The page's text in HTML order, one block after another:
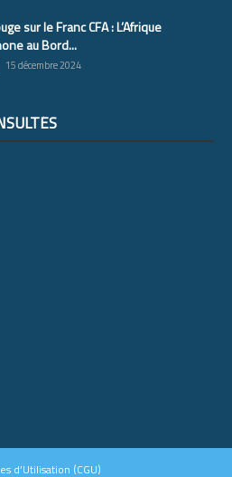
sur le Franc CFA : L’Afrique
au Bord...
15 décembre 2024
d’Utilisation (CGU)